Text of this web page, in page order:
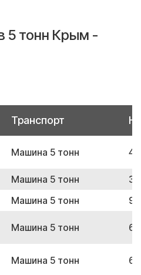
5 тонн Крым -
Транспорт
Машина 5 тонн
Машина 5 тонн
Машина 5 тонн
Машина 5 тонн
Машина 5 тонн